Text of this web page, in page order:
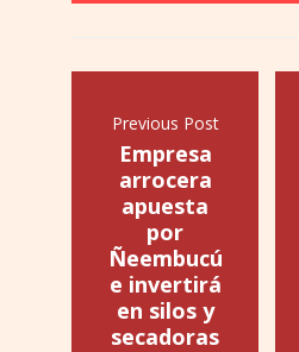
Previous Post
Empresa
arrocera
apuesta
por
Ñeembucú
e invertirá
en silos y
secadoras